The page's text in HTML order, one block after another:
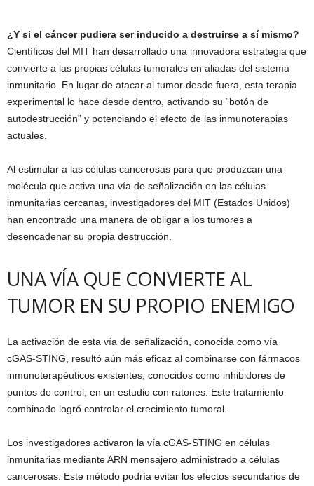
¿Y si el cáncer pudiera ser inducido a destruirse a sí mismo?
Científicos del MIT han desarrollado una innovadora estrategia que
convierte a las propias células tumorales en aliadas del sistema
inmunitario. En lugar de atacar al tumor desde fuera, esta terapia
experimental lo hace desde dentro, activando su “botón de
autodestrucción” y potenciando el efecto de las inmunoterapias
actuales.
Al estimular a las células cancerosas para que produzcan una
molécula que activa una vía de señalización en las células
inmunitarias cercanas, investigadores del MIT (Estados Unidos)
han encontrado una manera de obligar a los tumores a
desencadenar su propia destrucción.
UNA VÍA QUE CONVIERTE AL
TUMOR EN SU PROPIO ENEMIGO
La activación de esta vía de señalización, conocida como vía
cGAS-STING, resultó aún más eficaz al combinarse con fármacos
inmunoterapéuticos existentes, conocidos como inhibidores de
puntos de control, en un estudio con ratones. Este tratamiento
combinado logró controlar el crecimiento tumoral.
Los investigadores activaron la vía cGAS-STING en células
inmunitarias mediante ARN mensajero administrado a células
cancerosas. Este método podría evitar los efectos secundarios de